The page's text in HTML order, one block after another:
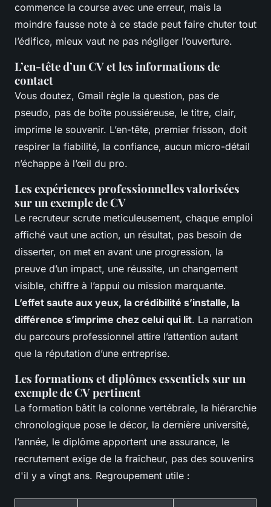
commence la course avec une erreur, mais la
moindre fausse note à ce stade peut faire chuter tout
l’édifice, mieux vaut ne pas négliger l’ouverture.
L’en-tête d’un CV et les informations de
contact
Vous doutez, Gmail règle la question, pas de
pseudo, pas de boîte poussiéreuse, le titre, clair,
imprime le souvenir. L’en-tête, premier frisson, doit
respirer la fiabilité, la confiance, aucun micro-détail
n’échappe à l’œil du pro.
Les expériences professionnelles valorisées
sur un exemple de CV
Le recruteur scrute meticuleusement, chaque emploi
affiché vaut une action, un résultat, pas besoin de
disserter, on met en avant une progression, la
preuve d’un impact, une réussite, un changement
visible, chiffre à l’appui ou mission marquante.
L’effet saute aux yeux, la crédibilité s’installe, la
différence s’imprime chez celui qui lit. La narration
du parcours professionnel attire l’attention autant
que la réputation d’une entreprise.
Les formations et diplômes essentiels sur un
exemple de CV pertinent
La formation bâtit la colonne vertébrale, la hiérarchie
chronologique pose le décor, la dernière université,
l’année, le diplôme apportent une assurance, le
recrutement exige de la fraîcheur, pas des souvenirs
d'il y a vingt ans. Regroupement utile :